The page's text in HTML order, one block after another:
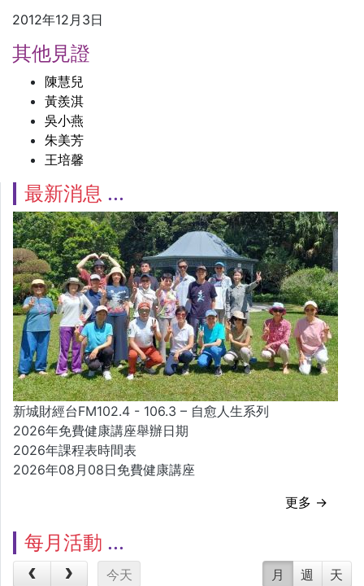
2012年12月3日
其他見證
陳慧兒
黃羨淇
吳小燕
朱美芳
王培馨
最新消息
新城財經台FM102.4 - 106.3 – 自愈人生系列
2026年免費健康講座舉辦日期
2026年課程表時間表
2026年08月08日免費健康講座
更多 →
每月活動
今天 月 週 天